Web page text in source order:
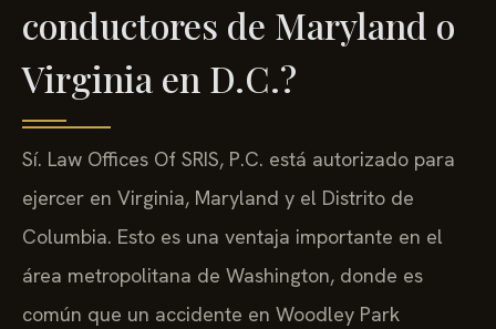
conductores de Maryland o
Virginia en D.C.?
Sí. Law Offices Of SRIS, P.C. está autorizado para
ejercer en Virginia, Maryland y el Distrito de
Columbia. Esto es una ventaja importante en el
área metropolitana de Washington, donde es
común que un accidente en Woodley Park